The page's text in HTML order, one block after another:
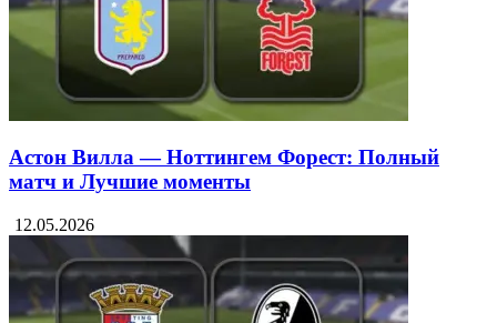
Астон Вилла — Ноттингем Форест: Полный
матч и Лучшие моменты
12.05.2026